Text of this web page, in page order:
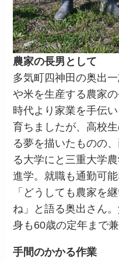
農家の長男として
多気町四神田の奥出
や米を生産する農家
時代より家業を手伝
育ちましたが、高校
る夢を描いたものの
る大学にと三重大学
進学。就職も通勤可
「どうしても農家を
ね」と語る奥出さん
身も60歳の定年まで
手間のかかる作業